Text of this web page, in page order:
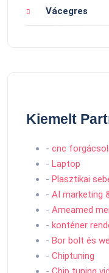
Vácegres
Kiemelt
- cnc
- Laptop
- Plasztikai
- AI marketing
- Ameamed
- konténer
- Bor bolt és
- Chiptuning